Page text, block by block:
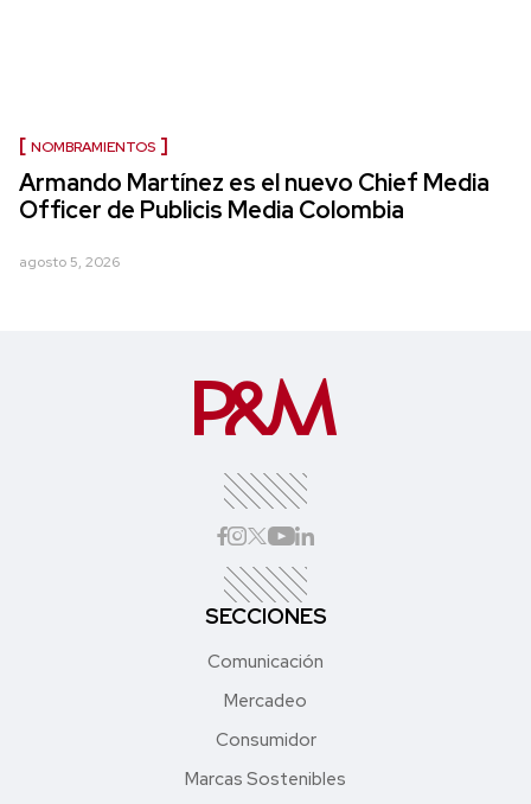
NOMBRAMIENTOS
Armando Martínez es el nuevo Chief Media
Officer de Publicis Media Colombia
agosto 5, 2026
SECCIONES
Comunicación
Mercadeo
Consumidor
Marcas Sostenibles